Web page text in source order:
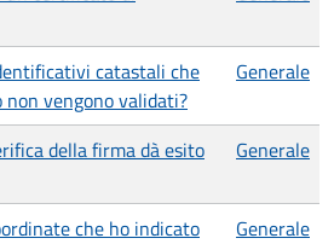
catastali che
vengono validati?
Generale
della firma dà esito
Generale
che ho indicato
Generale